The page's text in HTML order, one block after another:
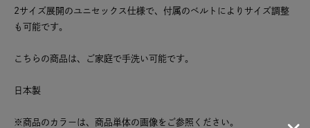
2サイズ展開のユニセックス仕様で、付属のベルトによりサイズ調整
も可能です。
こちらの商品は、ご家庭で手洗い可能です。
日本製
※商品のカラーは、商品単体の画像をご参照ください。